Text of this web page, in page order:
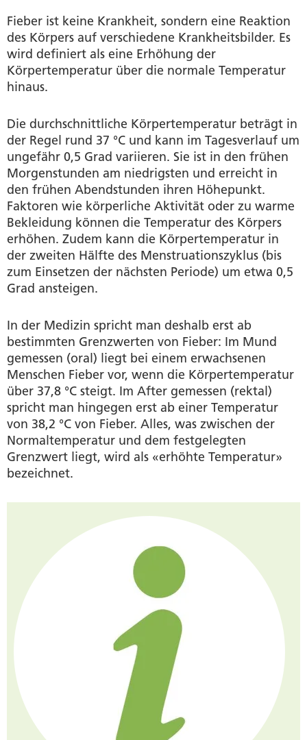
Medikamente gegen Fieber
Hausmittel gegen Fieber
Produkte
Autorin
Quellen
Fieber ist keine Krankheit, sondern eine Reaktion
des Körpers auf verschiedene Krankheitsbilder. Es
wird definiert als eine Erhöhung der
Körpertemperatur über die normale Temperatur
hinaus.
Die durchschnittliche Körpertemperatur beträgt in
der Regel rund 37 °C und kann im Tagesverlauf um
ungefähr 0,5 Grad variieren. Sie ist in den frühen
Morgenstunden am niedrigsten und erreicht in
den frühen Abendstunden ihren Höhepunkt.
Faktoren wie körperliche Aktivität oder zu warme
Bekleidung können die Temperatur des Körpers
erhöhen. Zudem kann die Körpertemperatur in
der zweiten Hälfte des Menstruationszyklus (bis
zum Einsetzen der nächsten Periode) um etwa 0,5
Grad ansteigen.
In der Medizin spricht man deshalb erst ab
bestimmten Grenzwerten von Fieber: Im Mund
gemessen (oral) liegt bei einem erwachsenen
Menschen Fieber vor, wenn die Körpertemperatur
über 37,8 °C steigt. Im After gemessen (rektal)
spricht man hingegen erst ab einer Temperatur
von 38,2 °C von Fieber. Alles, was zwischen der
Normaltemperatur und dem festgelegten
Grenzwert liegt, wird als «erhöhte Temperatur»
bezeichnet.